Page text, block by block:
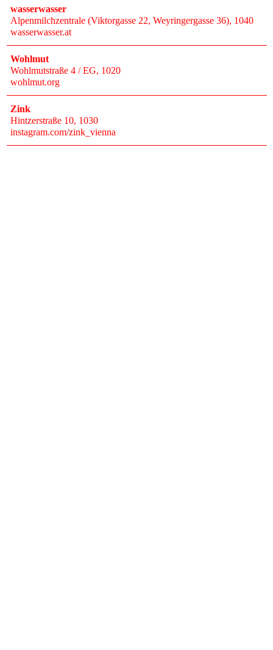
wasserwasser
Alpenmilchzentrale (Viktorgasse 22, Weyringergasse 36), 1040
wasserwasser.at
Wohlmut
Wohlmutstraße 4 / EG, 1020
wohlmut.org
Zink
Hintzerstraße 10, 1030
instagram.com/zink_vienna